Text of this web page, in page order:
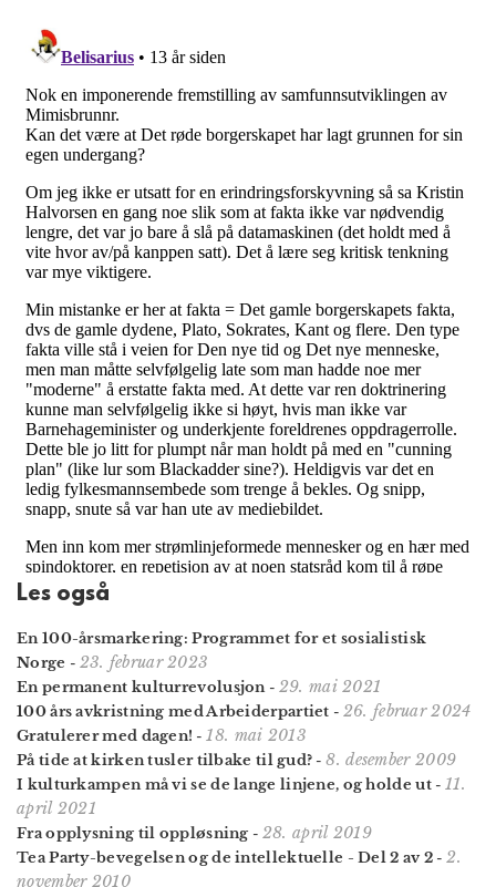
Les også
En 100-årsmarkering: Programmet for et sosialistisk
Norge - 23. februar 2023
En permanent kulturrevolusjon- 29. mai 2021
100 års avkristning med Arbeiderpartiet - 26. februar 2024
Gratulerer med dagen! -18. mai 2013
På tide at kirken tusler tilbake til gud? -8. desember 2009
I kulturkampen må vi se de lange linjene, og holde ut- 11.
april 2021
Fra opplysning til oppløsning - 28. april 2019
Tea Party-bevegelsen og de intellektuelle - Del 2 av 2 -2.
november 2010